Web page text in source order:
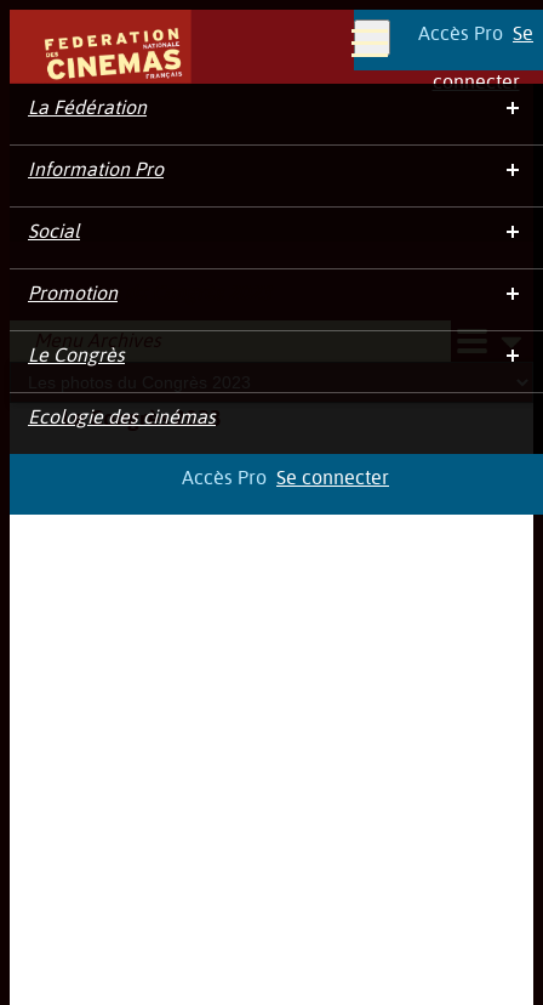
Menu
La Fédération
Information Pro
Social
Promotion
Le Congrès
Ecologie des cinémas
Accès Pro Se connecter
Accès Pro Se
connecter
Les photos du Congrès 2023
Menu Archives
Le Congrès 2023